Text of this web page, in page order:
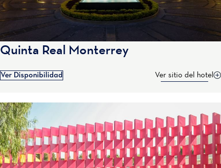
Quinta Real Monterrey
Ver Disponibilidad Ver sitio del hotel